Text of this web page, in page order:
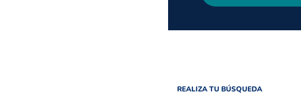
REALIZA TU BÚSQUEDA